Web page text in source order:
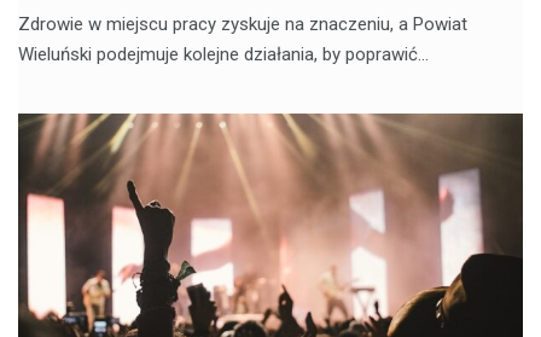
Zdrowie w miejscu pracy zyskuje na znaczeniu, a Powiat
Wieluński podejmuje kolejne działania, by poprawić…